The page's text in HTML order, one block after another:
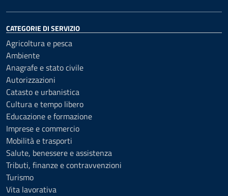
CATEGORIE DI SERVIZIO
Agricoltura e pesca
Ambiente
Anagrafe e stato civile
Autorizzazioni
Catasto e urbanistica
Cultura e tempo libero
Educazione e formazione
Imprese e commercio
Mobilità e trasporti
Salute, benessere e assistenza
Tributi, finanze e contravvenzioni
Turismo
Vita lavorativa